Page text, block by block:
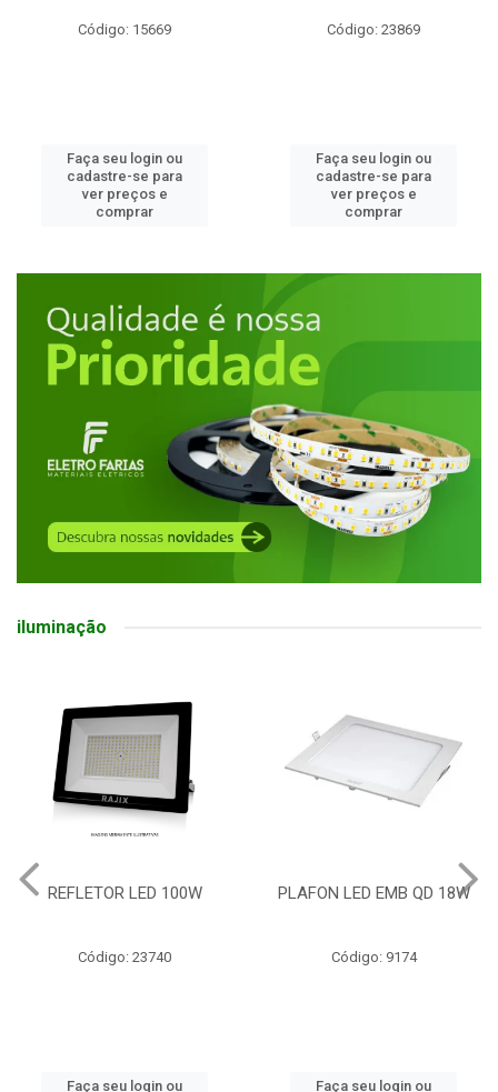
Código: 15669
Faça seu login ou
cadastre-se para
ver preços e
comprar
Código: 23869
Faça seu login ou
cadastre-se para
ver preços e
comprar
iluminação
REFLETOR LED 100W
Código: 23740
Faça seu login ou
PLAFON LED EMB QD 18W
Código: 9174
Faça seu login ou